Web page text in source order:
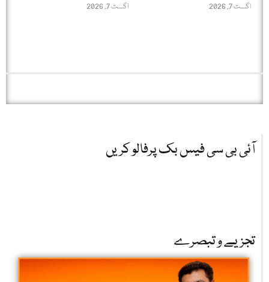
اگست 7, 2026 اگست 7, 2026
آئی بی سی فیس بک پرفالو کریں
تجزیے و تبصرے